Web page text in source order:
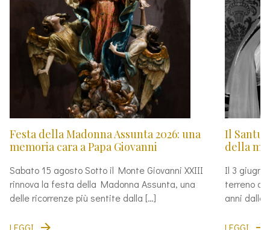
Festa della Madonna Assunta 2026: una
memoria cara a Papa Giovanni
Sabato 15 agosto Sotto il Monte Giovanni XXIII
rinnova la festa della Madonna Assunta, una
delle ricorrenze più sentite dalla […]
LEGGI
Il
della
Il 3
terreno di
anni dalla
LEGGI